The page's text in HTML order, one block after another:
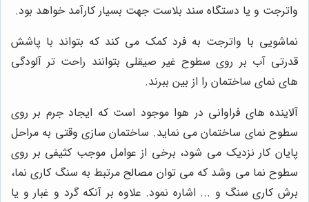
واترجت و یا دستگاه سند بلاست جهت بسیار کارآمد خواهد بود.
نماشویی با واترجت به فرد کمک می کند که بتواند با پاشش
قدرتی آب بر روی سطوح غیر صیقلی بتوانند راحت تر آلودگی
های نمای ساختمان را از بین ببرند.
آلاینده های فراوانی در هوا موجود است که ایجاد جرم بر روی
سطوح نمای ساختمان می نماید. ساختمان سازی وقتی به مراحل
پایان کار نزدیک می شود، برخی از عوامل موجب کثیفی بر روی
سطوح نما می وشد که می توان مصالح مرتبط به سنگ کاری نما،
برش کاری سنگ و ... اشاره نمود. علاوه بر آنکه گرد و غبار و یا